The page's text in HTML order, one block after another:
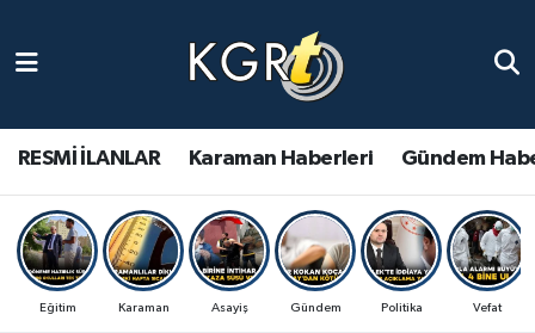
RESMİ İLANLAR Karaman Haberleri Gündem
Eğitim Karaman Asayiş Gündem Politika Vefat
Gündem Haberleri
Güncel Haberler
Spor Haberleri